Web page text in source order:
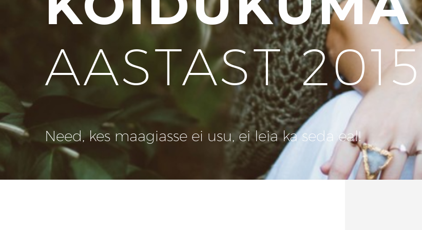
AASTAST 2015
Need, kes maagiasse ei usu, ei leia ka seda eal!